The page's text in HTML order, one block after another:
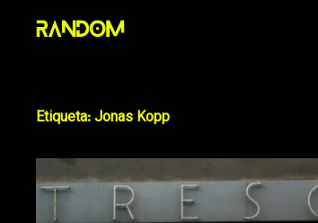
Etiqueta:Jonas Kopp